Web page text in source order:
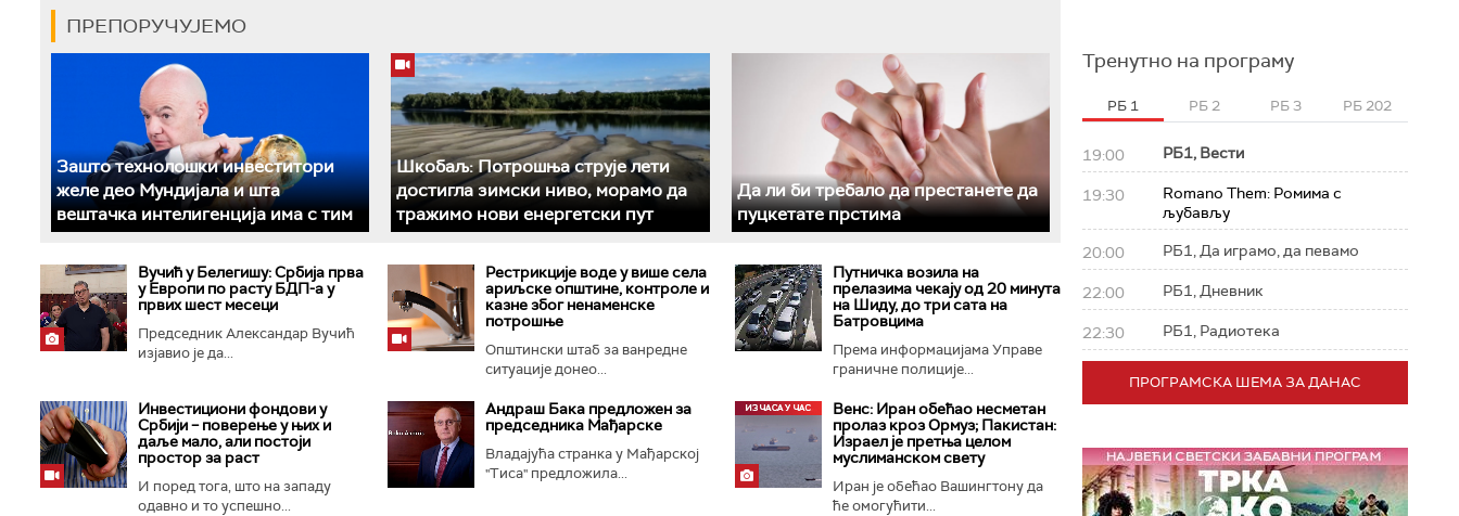
ПРЕПОРУЧУЈЕМО
Зашто технолошки инвеститори
желе део Мундијала и шта
вештачка интелигенција има с тим
Шкобаљ: Потрошња струје лети
достигла зимски ниво, морамо да
тражимо нови енергетски пут
Да ли би требало да престанете да
пуцкетате прстима
Вучић у Белегишу: Србија прва
у Европи по расту БДП-а у
првих шест месеци
Председник Александар Вучић
изјавио је да...
Рестрикције воде у више села
ариљске општине, контроле и
казне због ненаменске
потрошње
Општински штаб за ванредне
ситуације донео...
Путничка возила на
прелазима чекају од 20 минута
на Шиду, до три сата на
Батровцима
Према информацијама Управе
граничне полиције...
Инвестициони фондови у
Србији – поверење у њих и
даље мало, али постоји
простор за раст
И поред тога, што на западу
одавно и то успешно...
Андраш Бакa предложен за
председника Мађарске
Владајућа странка у Мађарској
"Тиса" предложила...
Венс: Иран обећао несметан
пролаз кроз Ормуз; Пакистан:
Израел је претња целом
муслиманском свету
Иран је обећао Вашингтону да
ће омогућити...
Тренутно на програму
РБ 1 РБ 2 РБ 3 РБ 202
19:00 РБ1, Вести
19:30
Romano Them: Ромима с
љубављу
20:00 РБ1, Да играмо, да певамо
22:00 РБ1, Дневник
22:30 РБ1, Радиотека
ПРОГРАМСКА ШЕМА ЗА ДАНАС